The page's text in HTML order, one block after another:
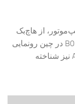
از هاچ‌بک
برقی و کامپکت جدید خود به نام لیپ‌موتور B03 در چین رونمایی
کرد. این خودرو در چین با نام لیپ‌موتور A05S نیز شناخته